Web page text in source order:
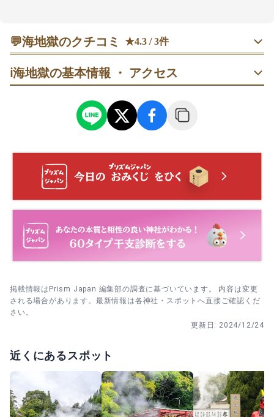
💬海地獄のクチコミ ★4.3 / 3件
訪問日：2025/01/12
もっとみる
ℹ️海地獄の基本情報 ・ アクセス
掲載情報はPrism Japan 編集部の調査に基づいています。 内容は変更
される場合があります。最新情報は各神社・スポットへ直接ご確認くだ
さい。
更新日: 2024/12/24
近くにあるスポット